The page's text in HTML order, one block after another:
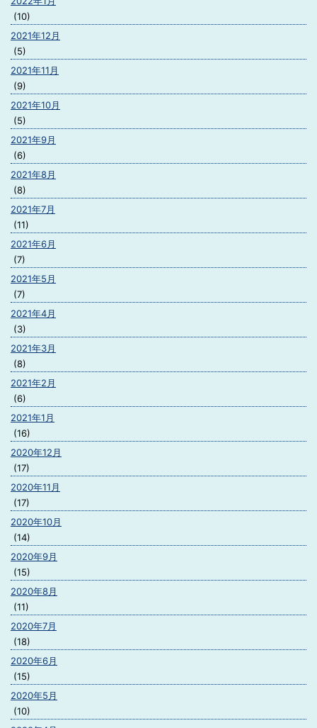
(10)
2021年12月
(5)
2021年11月
(9)
2021年10月
(5)
2021年9月
(6)
2021年8月
(8)
2021年7月
(11)
2021年6月
(7)
2021年5月
(7)
2021年4月
(3)
2021年3月
(8)
2021年2月
(6)
2021年1月
(16)
2020年12月
(17)
2020年11月
(17)
2020年10月
(14)
2020年9月
(15)
2020年8月
(11)
2020年7月
(18)
2020年6月
(15)
2020年5月
(10)